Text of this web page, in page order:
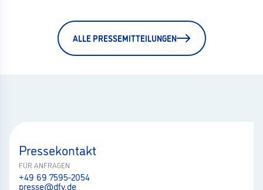
ALLE PRESSEMITTEILUNGEN
Pressekontakt
FÜR ANFRAGEN
+49 69 7595-2054
presse@dfv.de